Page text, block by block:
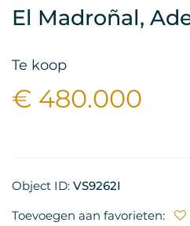
El Madroñal,
Te koop
€ 480.000
Object ID: VS9262I
Toevoegen aan favorieten: